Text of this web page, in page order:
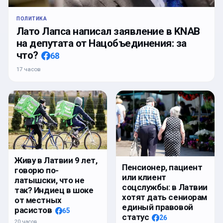
ПОЛИТИКА
Лато Лапса написал заявление в KNAB
на депутата от Нацобъединения: за
что?
68
17 часов
Живу в Латвии 9 лет,
говорю по-
латышски, что не
так? Индиец в шоке
от местных
расистов
65
Пенсионер, пациент
или клиент
соцслужбы: в Латвии
хотят дать сениорам
единый правовой
статус
26